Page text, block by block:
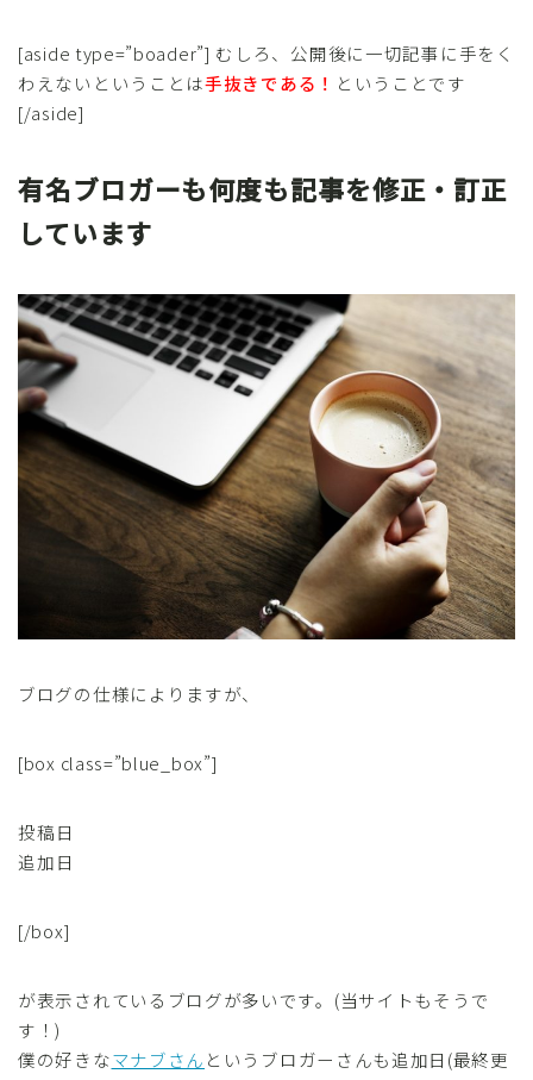
[aside type=”boader”] むしろ、公開後に一切記事に手をく
わえないということは手抜きである！ ということです
[/aside]
有名ブロガーも何度も記事を修正・訂正
しています
ブログの仕様によりますが、
[box class=”blue_box”]
投稿日
追加日
[/box]
が表示されているブログが多いです。(当サイトもそうで
す！)
僕の好きなマナブさん というブロガーさんも追加日(最終更